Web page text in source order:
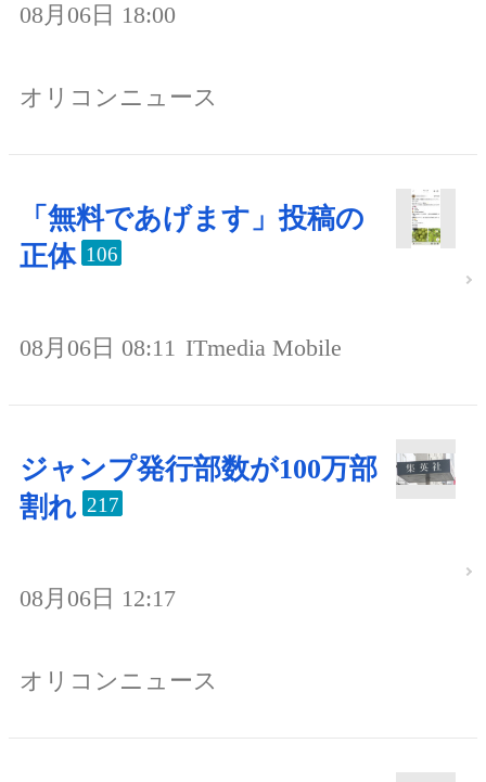
08月06日 18:00
オリコンニュース
「無料であげます」投稿の
正体 106
08月06日 08:11 ITmedia Mobile
ジャンプ発行部数が100万部
割れ 217
08月06日 12:17
オリコンニュース